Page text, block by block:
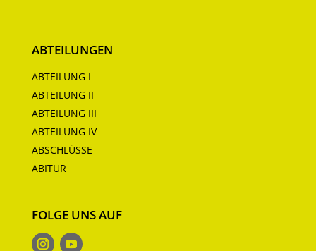
ABTEILUNGEN
ABTEILUNG I
ABTEILUNG II
ABTEILUNG III
ABTEILUNG IV
ABSCHLÜSSE
ABITUR
FOLGE UNS AUF